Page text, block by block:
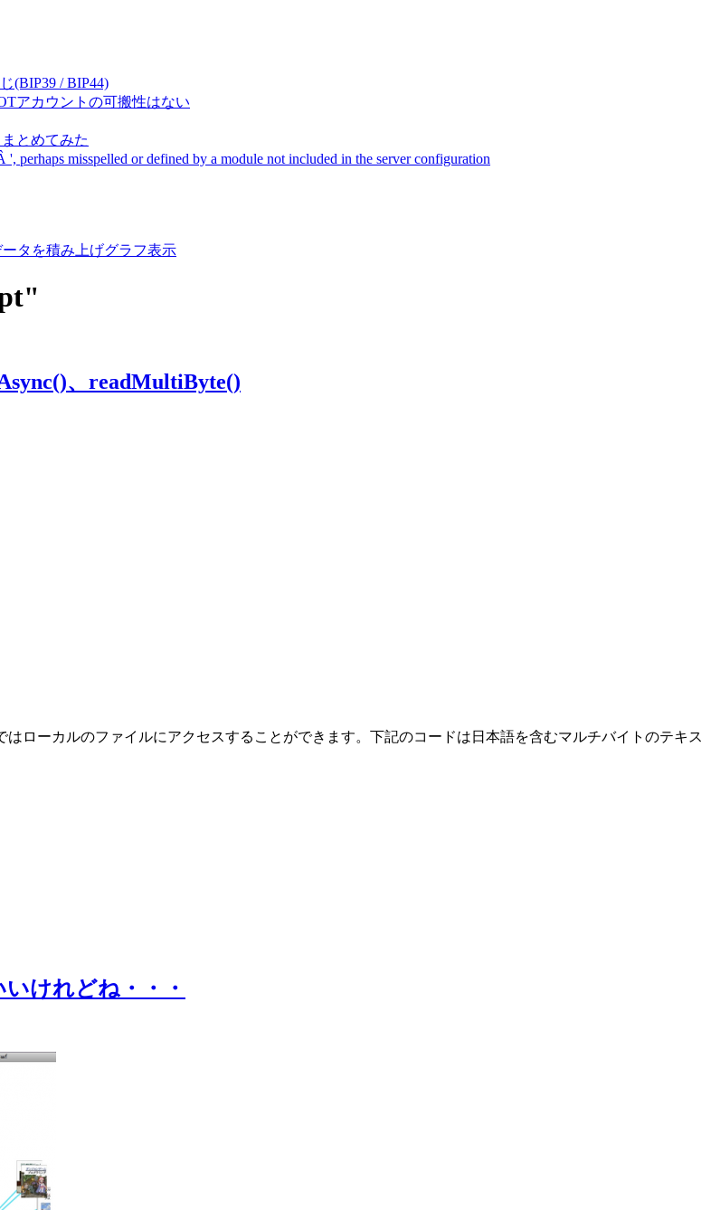
(BIP39 / BIP44)
アカウントの可搬性はない
とめてみた
misspelled or defined by a module not included in the server configuration
タを積み上げグラフ表示
、readMultiByte()
はローカルのファイルにアクセスすることができます。下記のコードは日本語を含むマルチバイトのテキス
けれどね・・・